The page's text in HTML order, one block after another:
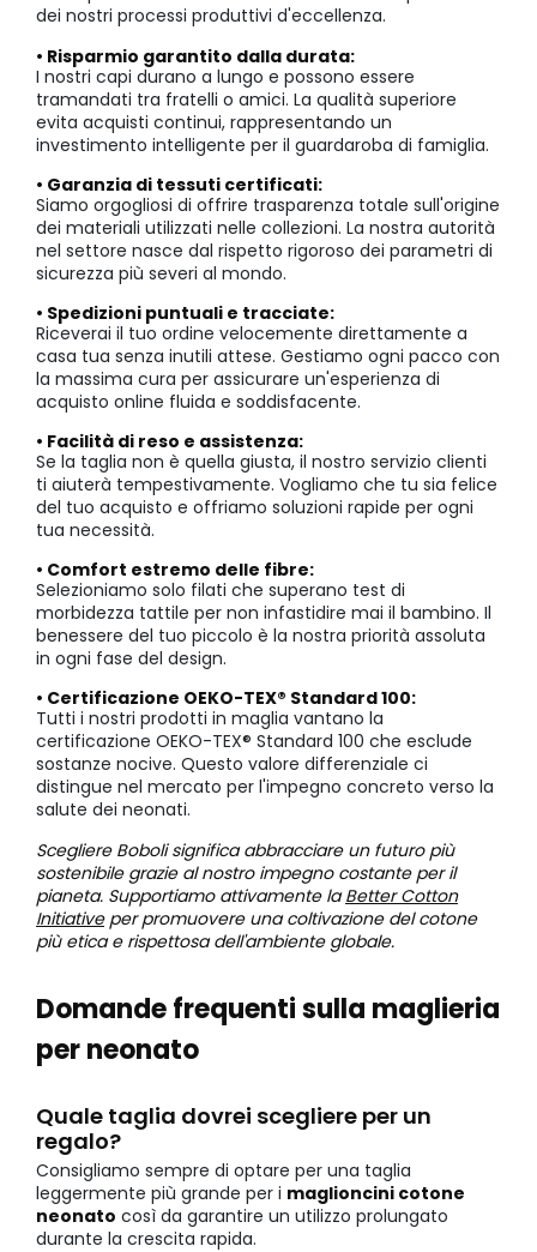
dei nostri processi produttivi d'eccellenza.
• Risparmio garantito dalla durata:
I nostri capi durano a lungo e possono essere
tramandati tra fratelli o amici. La qualità superiore
evita acquisti continui, rappresentando un
investimento intelligente per il guardaroba di famiglia.
• Garanzia di tessuti certificati:
Siamo orgogliosi di offrire trasparenza totale sull'origine
dei materiali utilizzati nelle collezioni. La nostra autorità
nel settore nasce dal rispetto rigoroso dei parametri di
sicurezza più severi al mondo.
• Spedizioni puntuali e tracciate:
Riceverai il tuo ordine velocemente direttamente a
casa tua senza inutili attese. Gestiamo ogni pacco con
la massima cura per assicurare un'esperienza di
acquisto online fluida e soddisfacente.
• Facilità di reso e assistenza:
Se la taglia non è quella giusta, il nostro servizio clienti
ti aiuterà tempestivamente. Vogliamo che tu sia felice
del tuo acquisto e offriamo soluzioni rapide per ogni
tua necessità.
• Comfort estremo delle fibre:
Selezioniamo solo filati che superano test di
morbidezza tattile per non infastidire mai il bambino. Il
benessere del tuo piccolo è la nostra priorità assoluta
in ogni fase del design.
• Certificazione OEKO-TEX® Standard 100:
Tutti i nostri prodotti in maglia vantano la
certificazione OEKO-TEX® Standard 100 che esclude
sostanze nocive. Questo valore differenziale ci
distingue nel mercato per l'impegno concreto verso la
salute dei neonati.
Scegliere Boboli significa abbracciare un futuro più
sostenibile grazie al nostro impegno costante per il
pianeta. Supportiamo attivamente laBetter Cotton
Initiativeper promuovere una coltivazione del cotone
più etica e rispettosa dell'ambiente globale.
Domande frequenti sulla maglieria
per neonato
Quale taglia dovrei scegliere per un
regalo?
Consigliamo sempre di optare per una taglia
leggermente più grande per i maglioncini cotone
neonato così da garantire un utilizzo prolungato
durante la crescita rapida.